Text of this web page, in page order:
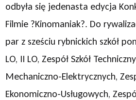
odbyła się jedenasta edycja
Filmie ?Kinomaniak?. Do
par z sześciu rybnickich szkół
LO, II LO, Zespół Szkół
Mechaniczno-Elektrycznych,
Ekonomiczno-Usługowych,